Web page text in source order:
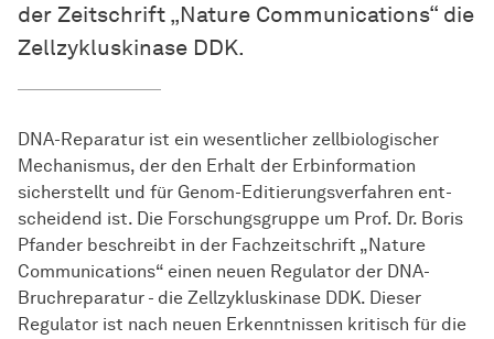
der Zeitschrift „Nature Communications“ die
Zellzykluskinase DDK.
DNA-Reparatur ist ein wesentlicher zellbiologischer
Mechanismus, der den Erhalt der Erbinformation
sicherstellt und für Genom-Editierungsverfahren ent­
schei­dend ist. Die Forschungsgruppe um Prof. Dr. Boris
Pfander beschreibt in der Fachzeitschrift „Nature
Communications“ einen neuen Regulator der DNA-
Bruchreparatur - die Zellzykluskinase DDK. Dieser
Regulator ist nach neuen Erkenntnissen kritisch für die